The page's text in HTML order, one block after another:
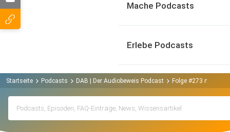
Mache Podcasts
Erlebe Podcasts
Startseite Podcasts DAB | Der Audiobeweis Podcast Folge #273 mit